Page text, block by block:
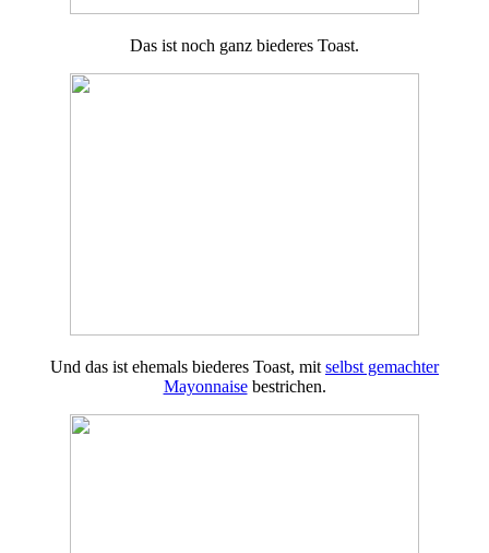
Das ist noch ganz biederes Toast.
Und das ist ehemals biederes Toast, mitselbst gemachter
Mayonnaisebestrichen.